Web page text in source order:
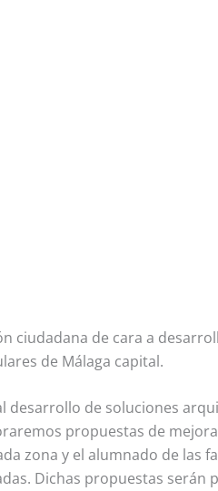
ciudadana de cara a
de Málaga capital.
desarrollo de soluciones
propuestas de
zona y el alumnado de las
Dichas propuestas